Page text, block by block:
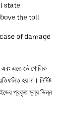
state
the toll.
of damage
এবং এতে ভৌগোলিক
হয় না। নির্দিষ্ট
প্রকৃত মূল্য ভিন্ন